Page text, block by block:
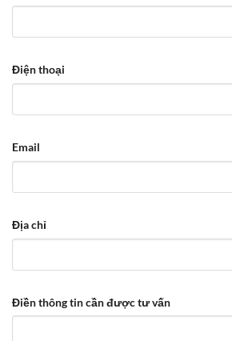
Điện thoại
Email
Địa chỉ
Điền thông tin cần được tư vấn